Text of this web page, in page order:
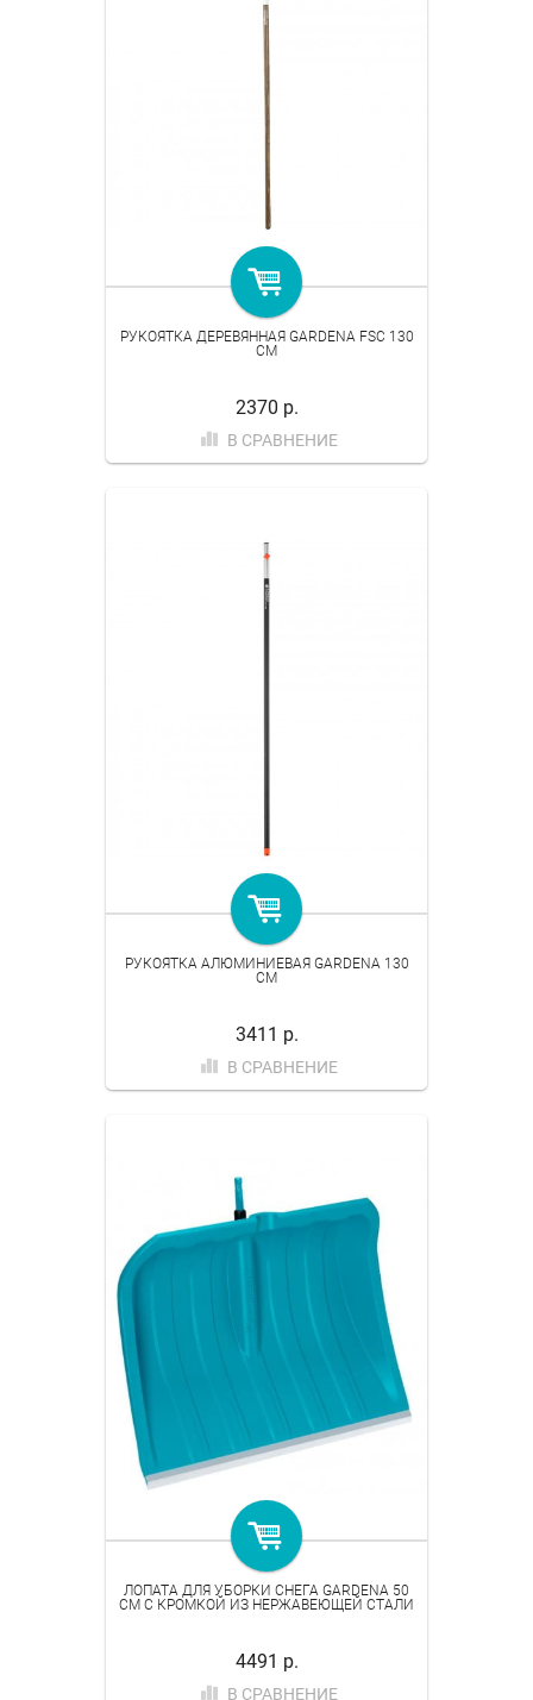
РУКОЯТКА ДЕРЕВЯННАЯ GARDENA FSC 130
СМ
2370 р.
В СРАВНЕНИЕ
РУКОЯТКА АЛЮМИНИЕВАЯ GARDENA 130
СМ
3411 р.
В СРАВНЕНИЕ
ЛОПАТА ДЛЯ УБОРКИ СНЕГА GARDENA 50
СМ С КРОМКОЙ ИЗ НЕРЖАВЕЮЩЕЙ СТАЛИ
4491 р.
В СРАВНЕНИЕ